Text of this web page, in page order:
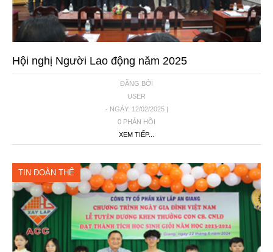
Hội nghị Người Lao động năm 2025
ĐĂNG BỞI
USER
- NGÀY: 12/02/2025 |
0 PHẢN HỒI
XEM TIẾP...
TIN ĐOÀN THỂ